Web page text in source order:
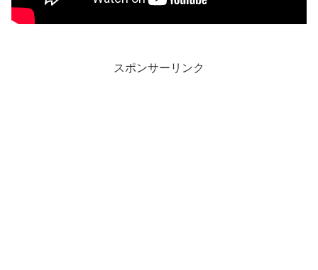
スポンサーリンク